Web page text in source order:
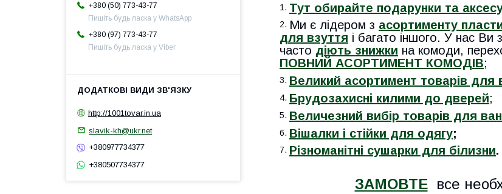
Тут обирайте подарунки та
Ми є лідером з асортименту
для взуття і багато іншого. У нас
часто діють знижки на комоди,
ПОВНИЙ АСОРТИМЕНТ КОМОДІВ;
Великий асортимент товарів для
Брудозахисні килими до дверей;
Величезний вибір товарів для
Вішалки і стійки для одягу;
Різноманітні сушарки для білизни.
ЗАМОВТЕвсе
+380 (50) 773-43-77
Пишіть будь ласка у WhatsApp
+380 (97) 773-43-77
Пишіть будь ласка у Viber
http://1001tovar.in.ua
slavik-kh@ukr.net
+380977734377
+380507734377